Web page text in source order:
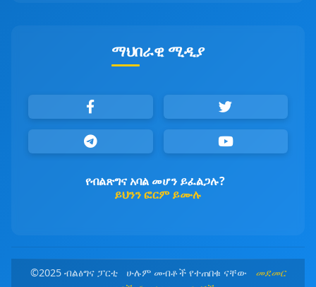
ማህበራዊ ሚዲያ
የብልጽግና አባል መሆን ይፈልጋሉ?
ይህንን ፎርም ይሙሉ
©2025 ብልፅግና ፓርቲ ሁሉም መብቶች የተጠበቁ ናቸው መደመር